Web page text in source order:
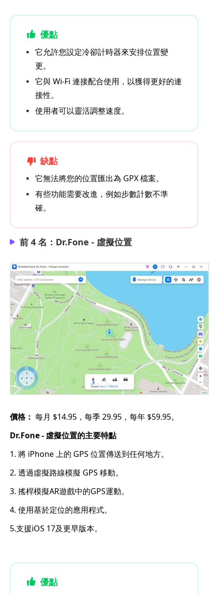
優點
它允許您設定冷卻計時器來安排位置變
更。
它與 Wi-Fi 連接配合使用，以獲得更好的連
接性。
使用者可以靈活調整速度。
缺點
它無法將您的位置匯出為 GPX 檔案。
有些功能需要改進，例如步數計數不準
確。
前 4 名：Dr.Fone - 虛擬位置
價格： 每月 $14.95，每季 29.95，每年 $59.95。
Dr.Fone - 虛擬位置的主要特點
1. 將 iPhone 上的 GPS 位置傳送到任何地方。
2. 透過虛擬路線模擬 GPS 移動。
3. 搖桿模擬AR遊戲中的GPS運動。
4. 使用基於定位的應用程式。
5.支援iOS 17及更早版本。
優點